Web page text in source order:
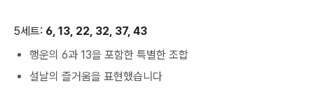
5세트: 6, 13, 22, 32, 37, 43
행운의 6과 13을 포함한 특별한 조합
설날의 즐거움을 표현했습니다